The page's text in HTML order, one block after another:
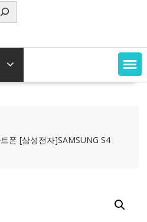
색
폰 [삼성전자]SAMSUNG S4